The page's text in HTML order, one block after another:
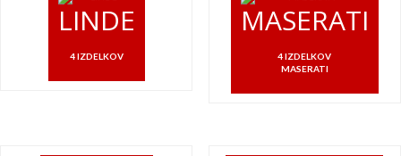
LINDE
4 IZDELKOV
MASERATI
4 IZDELKOV
MASERATI